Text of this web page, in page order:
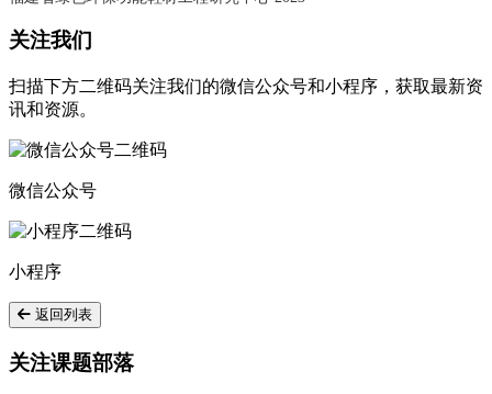
关注我们
扫描下方二维码关注我们的微信公众号和小程序，获取最新资
讯和资源。
微信公众号
小程序
返回列表
关注课题部落